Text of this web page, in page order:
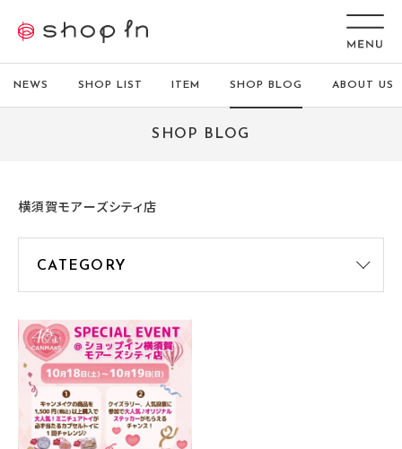
NEWS SHOP LIST ITEM SHOP BLOG ABOUT US
SHOP BLOG
横須賀モアーズシティ店